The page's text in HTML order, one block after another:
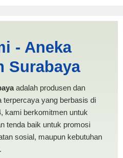
MURAH
- Aneka
Surabaya
adalah produsen dan
terpercaya yang berbasis di
kami berkomitmen untuk
tenda baik untuk promosi
sosial, maupun kebutuhan